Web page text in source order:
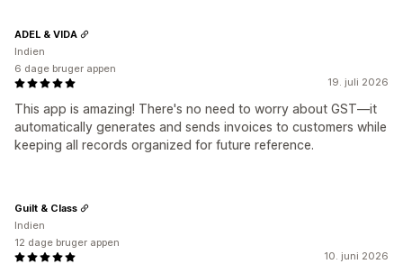
19. juli 2026
This app is amazing! There's no need to worry about GST—it
automatically generates and sends invoices to customers while
keeping all records organized for future reference.
ADEL & VIDA
Indien
6 dage bruger appen
10. juni 2026
Guilt & Class
Indien
12 dage bruger appen